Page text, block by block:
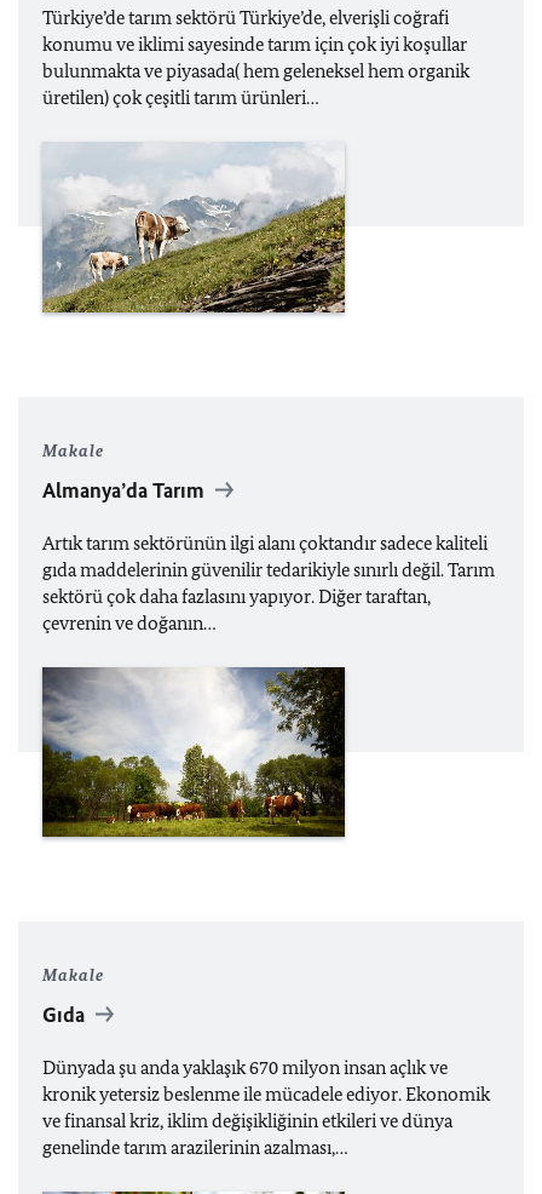
Türkiye’de tarım sektörü Türkiye’de, elverişli coğrafi
konumu ve iklimi sayesinde tarım için çok iyi koşullar
bulunmakta ve piyasada( hem geleneksel hem organik
üretilen) çok çeşitli tarım ürünleri…
Makale
Almanya’da Tarım
Artık tarım sektörünün ilgi alanı çoktandır sadece kaliteli
gıda maddelerinin güvenilir tedarikiyle sınırlı değil. Tarım
sektörü çok daha fazlasını yapıyor. Diğer taraftan,
çevrenin ve doğanın…
Makale
Gıda
Dünyada şu anda yaklaşık 670 milyon insan açlık ve
kronik yetersiz beslenme ile mücadele ediyor. Ekonomik
ve finansal kriz, iklim değişikliğinin etkileri ve dünya
genelinde tarım arazilerinin azalması,…